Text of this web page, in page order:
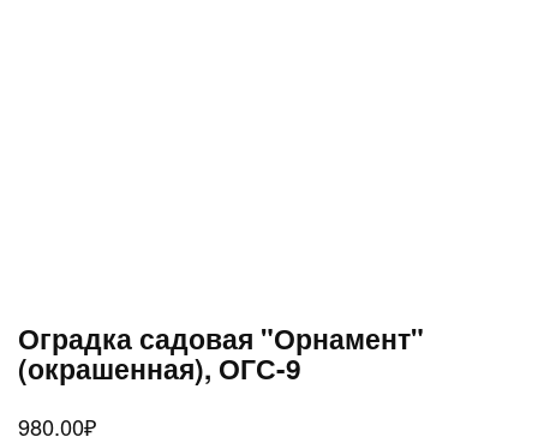
Оградка садовая "Орнамент"
(окрашенная), ОГС-9
980.00₽